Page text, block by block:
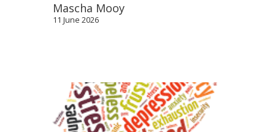
Mascha Mooy
11 June 2026